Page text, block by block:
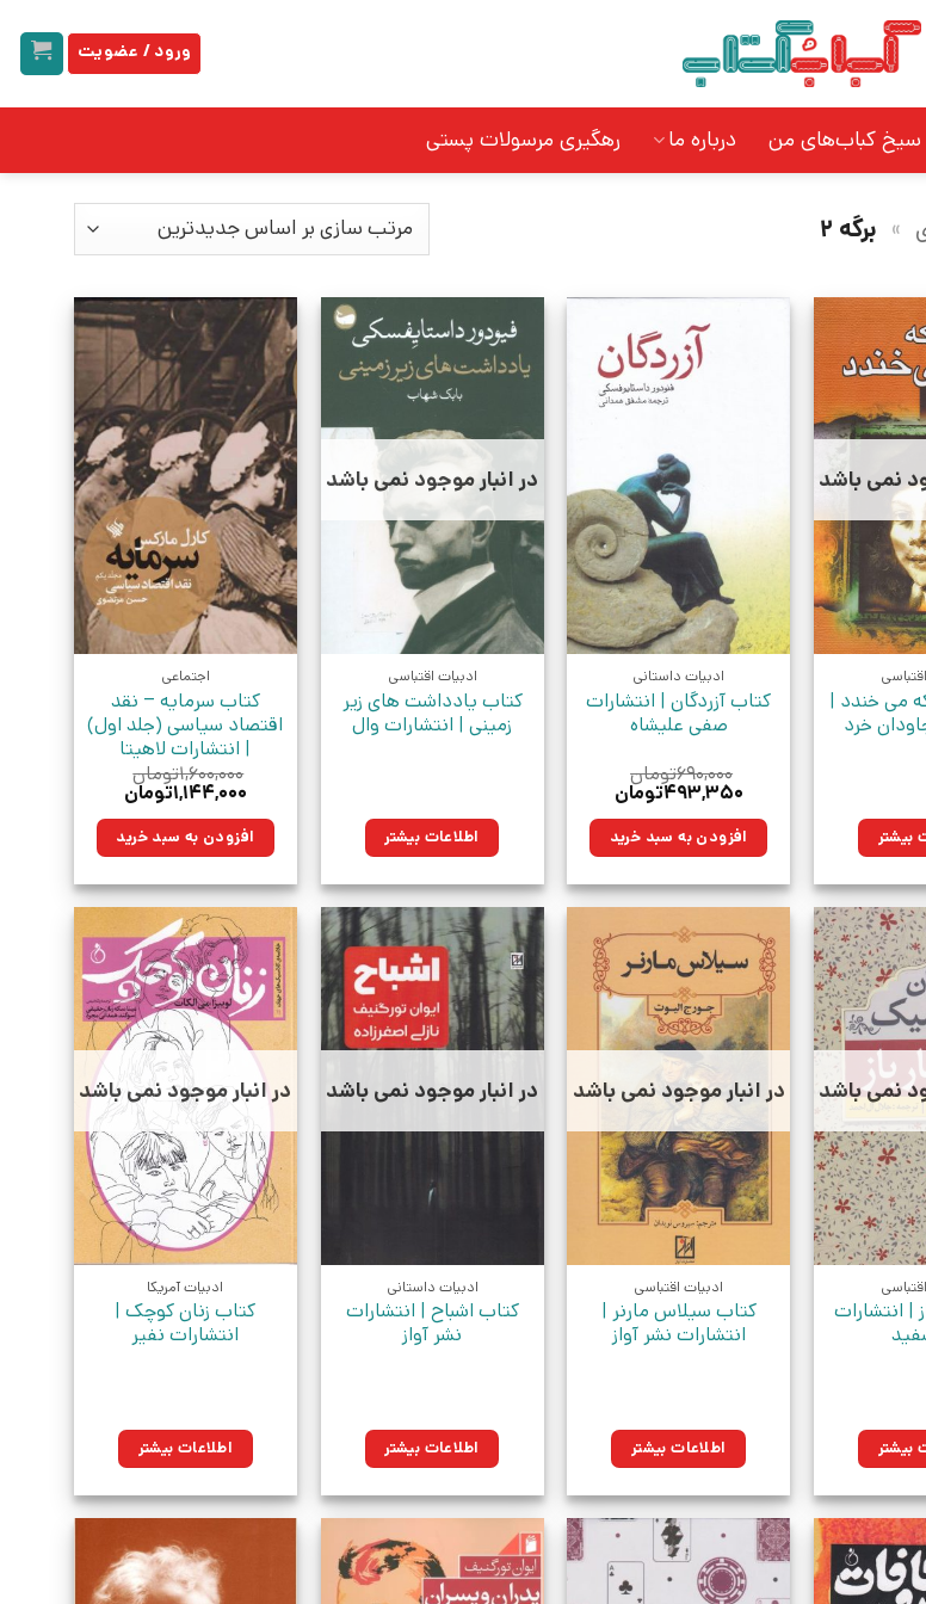
ورود / عضویت
سیخ کباب‌های من درباره ما رهگیری مرسولات پستی
» برگه 2
نمی باشد
می خندد |
خرد
بیشتر
ادبیات داستانی
کتاب آزردگان | انتشارات
صفی علیشاه
۶۹۰,۰۰۰تومان
قیمت
۶۹۰,۰۰۰تومان
بود.
۴۹۳,۳۵۰تومان
۴۹۳,۳۵۰تومان.افزودن به سبد خرید
در انبار موجود نمی باشد
ادبیات اقتباسی
کتاب یادداشت های زیر
زمینی | انتشارات وال
اطلاعات بیشتر
اجتماعی
کتاب سرمایه – نقد
اقتصاد سیاسی (جلد اول)
| انتشارات لاهیتا
۱,۶۰۰,۰۰۰تومان
قیمت
۱,۶۰۰,۰۰۰تومان
بود.
۱,۱۴۴,۰۰۰تومان
۱,۱۴۴,۰۰۰تومان.افزودن به سبد خرید
نمی باشد
| انتشارات
بیشتر
در انبار موجود نمی باشد
ادبیات اقتباسی
کتاب سیلاس مارنر |
انتشارات نشر آواز
اطلاعات بیشتر
در انبار موجود نمی باشد
ادبیات داستانی
کتاب اشباح | انتشارات
نشر آواز
اطلاعات بیشتر
در انبار موجود نمی باشد
ادبیات آمریکا
کتاب زنان کوچک |
انتشارات نفیر
اطلاعات بیشتر